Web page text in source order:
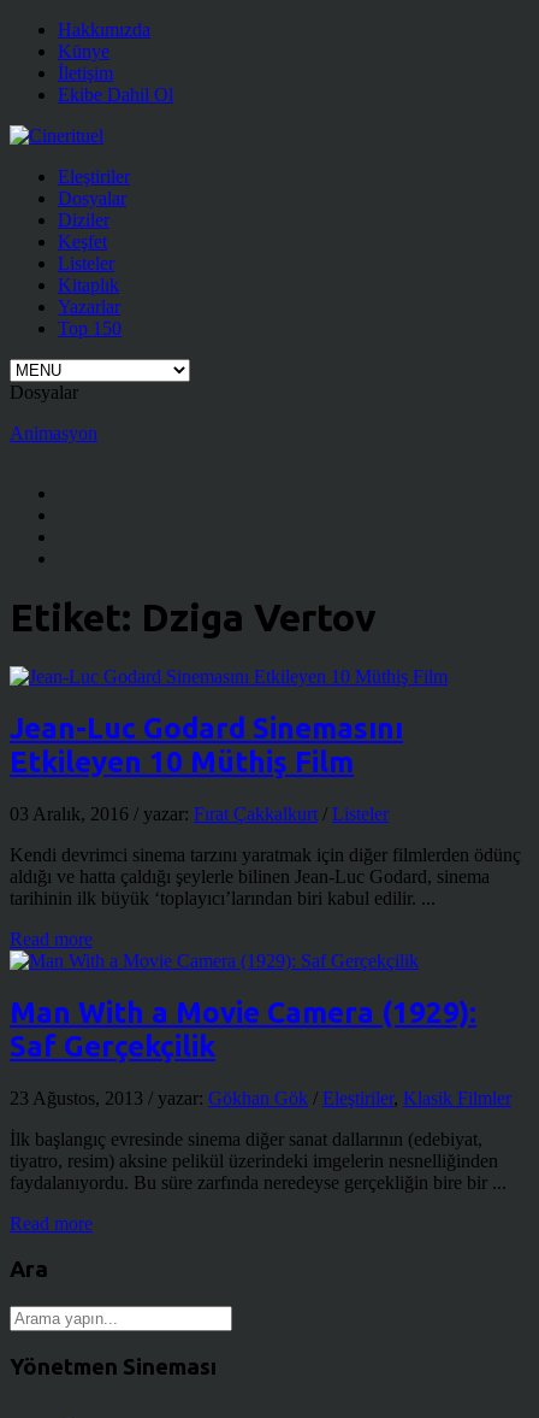
Hakkımızda
Künye
İletişim
Ekibe Dahil Ol
Eleştiriler
Dosyalar
Diziler
Keşfet
Listeler
Kitaplık
Yazarlar
Top 150
Dosyalar
Animasyon
Etiket: Dziga Vertov
Jean-Luc Godard Sinemasını
Etkileyen 10 Müthiş Film
03 Aralık, 2016 / yazar: Fırat Çakkalkurt / Listeler
Kendi devrimci sinema tarzını yaratmak için diğer filmlerden ödünç
aldığı ve hatta çaldığı şeylerle bilinen Jean-Luc Godard, sinema
tarihinin ilk büyük ‘toplayıcı’larından biri kabul edilir. ...
Read more
Man With a Movie Camera (1929):
Saf Gerçekçilik
23 Ağustos, 2013 / yazar: Gökhan Gök / Eleştiriler, Klasik Filmler
İlk başlangıç evresinde sinema diğer sanat dallarının (edebiyat,
tiyatro, resim) aksine pelikül üzerindeki imgelerin nesnelliğinden
faydalanıyordu. Bu süre zarfında neredeyse gerçekliğin bire bir ...
Read more
Ara
Yönetmen Sineması